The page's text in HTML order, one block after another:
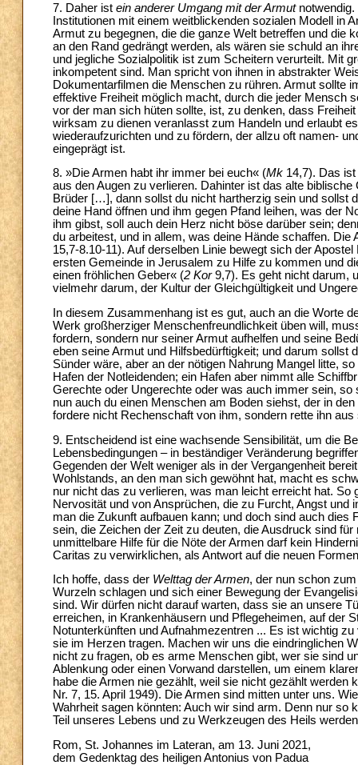
7. Daher ist ein anderer Umgang mit der Armutnotwendig.
Institutionen mit einem weitblickenden sozialen Modell in
Armut zu begegnen, die die ganze Welt betreffen und die
an den Rand gedrängt werden, als wären sie schuld an
und jegliche Sozialpolitik ist zum Scheitern verurteilt. Mit
inkompetent sind. Man spricht von ihnen in abstrakter
Dokumentarfilmen die Menschen zu rühren. Armut sollte
effektive Freiheit möglich macht, durch die jeder Mensch
vor der man sich hüten sollte, ist, zu denken, dass
wirksam zu dienen veranlasst zum Handeln und erlaubt
wiederaufzurichten und zu fördern, der allzu oft namen-
eingeprägt ist.
8. »Die Armen habt ihr immer bei euch« (Mk 14,7). Das
aus den Augen zu verlieren. Dahinter ist das alte
Brüder […], dann sollst du nicht hartherzig sein und sollst
deine Hand öffnen und ihm gegen Pfand leihen, was der
ihm gibst, soll auch dein Herz nicht böse darüber sein;
du arbeitest, und in allem, was deine Hände schaffen.
15,7-8.10-11). Auf derselben Linie bewegt sich der
ersten Gemeinde in Jerusalem zu Hilfe zu kommen und
einen fröhlichen Geber« (2 Kor9,7). Es geht nicht darum,
vielmehr darum, der Kultur der Gleichgültigkeit und
In diesem Zusammenhang ist es gut, auch an die Worte
Werk großherziger Menschenfreundlichkeit üben will,
fordern, sondern nur seiner Armut aufhelfen und seine
eben seine Armut und Hilfsbedürftigkeit; und darum
Sünder wäre, aber an der nötigen Nahrung Mangel litte,
Hafen der Notleidenden; ein Hafen aber nimmt alle
Gerechte oder Ungerechte oder was auch immer sein,
nun auch du einen Menschen am Boden siehst, der in
fordere nicht Rechenschaft von ihm, sondern rette ihn
9. Entscheidend ist eine wachsende Sensibilität, um die
Lebensbedingungen – in beständiger Veränderung
Gegenden der Welt weniger als in der Vergangenheit
Wohlstands, an den man sich gewöhnt hat, macht es
nur nicht das zu verlieren, was man leicht erreicht hat.
Nervosität und von Ansprüchen, die zu Furcht, Angst
man die Zukunft aufbauen kann; und doch sind auch
sein, die Zeichen der Zeit zu deuten, die Ausdruck sind
unmittelbare Hilfe für die Nöte der Armen darf kein
Caritas zu verwirklichen, als Antwort auf die neuen
Ich hoffe, dass der Welttag der Armen, der nun schon
Wurzeln schlagen und sich einer Bewegung der
sind. Wir dürfen nicht darauf warten, dass sie an unsere
erreichen, in Krankenhäusern und Pflegeheimen, auf der
Notunterkünften und Aufnahmezentren ... Es ist wichtig
sie im Herzen tragen. Machen wir uns die eindringlichen
nicht zu fragen, ob es arme Menschen gibt, wer sie sind
Ablenkung oder einen Vorwand darstellen, um einem
habe die Armen nie gezählt, weil sie nicht gezählt
Nr. 7, 15. April 1949). Die Armen sind mitten unter uns.
Wahrheit sagen könnten: Auch wir sind arm. Denn nur
Teil unseres Lebens und zu Werkzeugen des Heils
Rom, St. Johannes im Lateran, am 13. Juni 2021,
dem Gedenktag des heiligen Antonius von Padua